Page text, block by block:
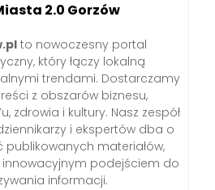
2.0 Gorzów
to nowoczesny portal
który łączy lokalną
trendami. Dostarczamy
z obszarów biznesu,
zdrowia i kultury. Nasz zespół
i ekspertów dba o
publikowanych materiałów,
innowacyjnym podejściem do
informacji.